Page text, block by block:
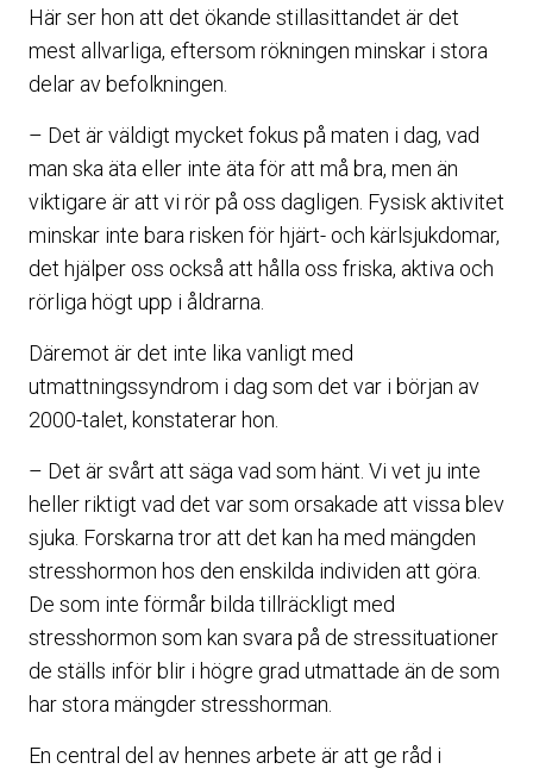
Här ser hon att det ökande stillasittandet är det
mest allvarliga, eftersom rökningen minskar i stora
delar av befolkningen.
– Det är väldigt mycket fokus på maten i dag, vad
man ska äta eller inte äta för att må bra, men än
viktigare är att vi rör på oss dagligen. Fysisk aktivitet
minskar inte bara risken för hjärt- och kärlsjukdomar,
det hjälper oss också att hålla oss friska, aktiva och
rörliga högt upp i åldrarna.
Däremot är det inte lika vanligt med
utmattningssyndrom i dag som det var i början av
2000-talet, konstaterar hon.
– Det är svårt att säga vad som hänt. Vi vet ju inte
heller riktigt vad det var som orsakade att vissa blev
sjuka. Forskarna tror att det kan ha med mängden
stresshormon hos den enskilda individen att göra.
De som inte förmår bilda tillräckligt med
stresshormon som kan svara på de stressituationer
de ställs inför blir i högre grad utmattade än de som
har stora mängder stresshorman.
En central del av hennes arbete är att ge råd i